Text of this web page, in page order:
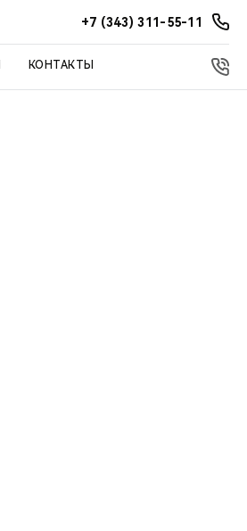
+7 (343) 311-55-11
КОНТАКТЫ